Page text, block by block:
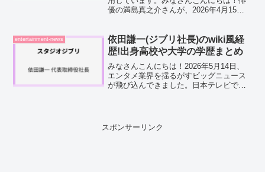
優の満島真之介さんが、2026年4月15日
なってしまった満島真之介さん。しかも
途中からぺこさんと...
entertainment-news
依田謙一(ジブリ社長)のwiki風経
歴!出身高校や大学の学歴まとめ
みなさんこんにちは！2026年5月14日、
エンタメ業界を揺るがすビッグニュース
が飛び込んできました。日本テレビでコ
締役社長に就任...
スポンサーリンク